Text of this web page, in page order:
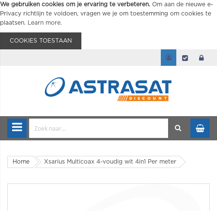
We gebruiken cookies om je ervaring te verbeteren. Om aan de nieuwe e-
Privacy richtlijn te voldoen, vragen we je om toestemming om cookies te
plaatsen.
Learn more.
COOKIES TOESTAAN
Home Xsarius Multicoax 4-voudig wit 4in1 Per meter